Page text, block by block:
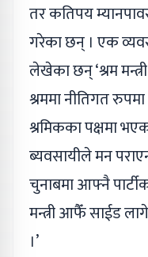
तर कतिपय
गरेका छन् । एक
लेखेका छन् ‘श्रम
श्रममा नीतिगत
श्रमिकका पक्षमा
ब्यवसायीले मन
चुनाबमा आफ्नै
मन्त्री आफैँ साईड
।’